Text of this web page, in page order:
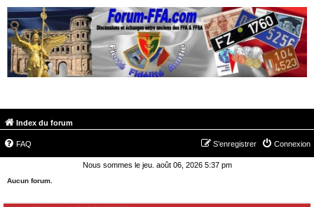
Index du forum
FAQ Connexion
S’enregistrer
Nous sommes le jeu. août 06, 2026 5:37 pm
Aucun forum.